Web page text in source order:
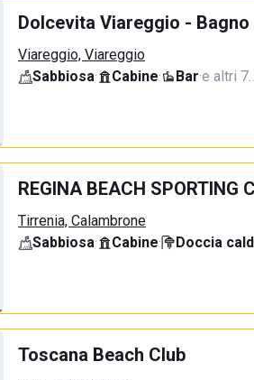
Dolcevita Viareggio -
Viareggio, Viareggio
Sabbiosa· Cabine· Bar·e altri
REGINA BEACH SPORTING
Tirrenia, Calambrone
Sabbiosa· Cabine· Doccia
Toscana Beach Club